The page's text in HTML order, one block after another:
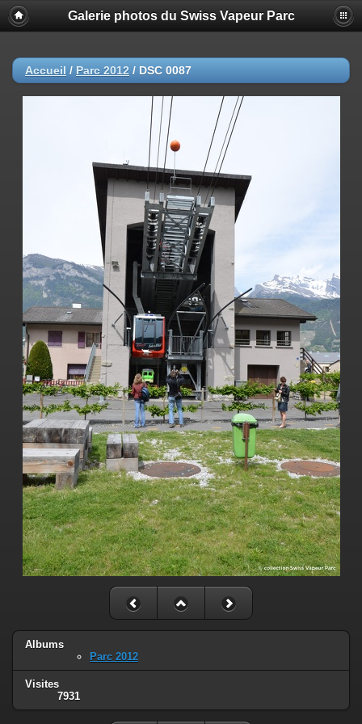
Galerie photos du Swiss Vapeur Parc
Accueil / Parc 2012 / DSC 0087
Albums
Parc 2012
Visites
7931